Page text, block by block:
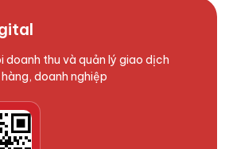
doanh thu và quản lý giao dịch
doanh nghiệp